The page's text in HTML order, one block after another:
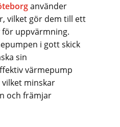
använder
vilket gör dem till ett
uppvärmning.
i gott skick
sin
värmepump
minskar
och främjar